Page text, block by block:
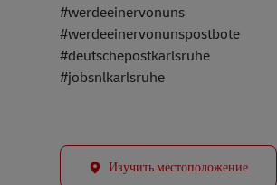
#werdeeinervonuns
#werdeeinervonunspostbote
#deutschepostkarlsruhe
#jobsnlkarlsruhe
Изучить местоположение